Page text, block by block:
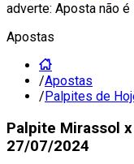
adverte: Aposta não
Apostas
/Apostas
/Palpites de
Palpite Mirassol
27/07/2024